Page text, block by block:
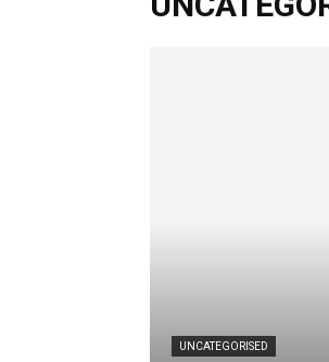
UNCATEGORISED